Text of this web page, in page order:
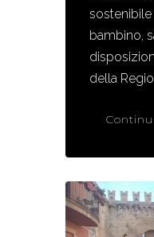
sostenibile
bambino,
della